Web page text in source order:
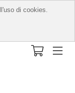
di cookies.